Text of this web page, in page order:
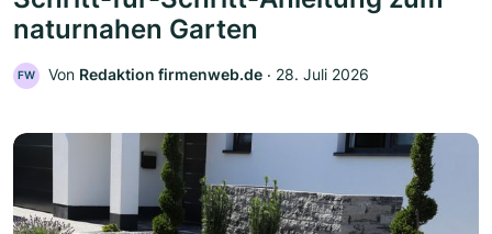
naturnahen Garten
FW Von Redaktion firmenweb.de ‧ 28. Juli 2026